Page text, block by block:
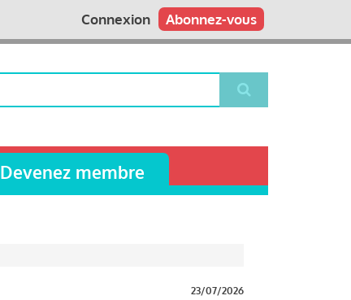
Abonnez-vous
Connexion
Devenez membre
23/07/2026